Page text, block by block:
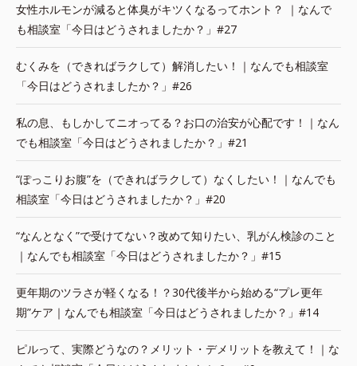
女性ホルモンが減ると体臭がキツくなるってホント？ ｜なんで
も相談室「今日はどうされましたか？」#27
むくみを（できればラクして）解消したい！｜なんでも相談室
「今日はどうされましたか？」#26
私の息、もしかしてニオってる？お口の治安が心配です！｜なん
でも相談室「今日はどうされましたか？」#21
“ぽっこりお腹”を（できればラクして）なくしたい！｜なんでも
相談室「今日はどうされましたか？」#20
“なんとなく”で受けてない？改めて知りたい、乳がん検診のこと
｜なんでも相談室「今日はどうされましたか？」#15
更年期のツラさが軽くなる！？30代後半から始める“プレ更年
期”ケア｜なんでも相談室「今日はどうされましたか？」#14
ピルって、実際どうなの？メリット・デメリットを教えて！｜な